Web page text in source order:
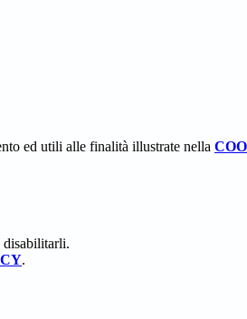
ed utili alle finalità illustrate nella
disabilitarli.
.